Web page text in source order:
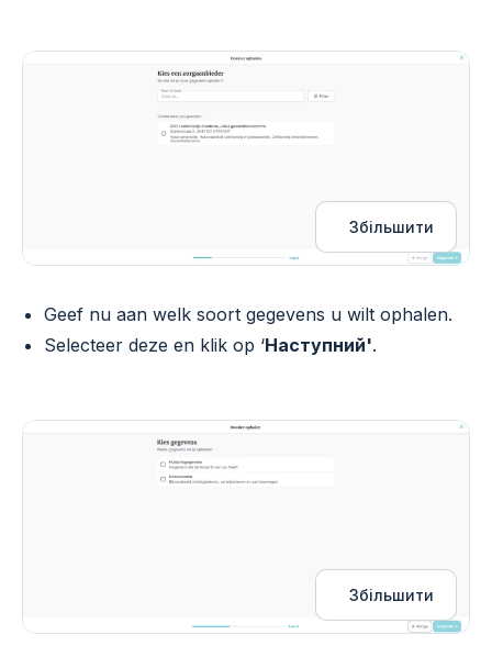
Збільшити
Geef nu aan welk soort gegevens u wilt ophalen.
Selecteer deze en klik op ‘Наступний'.
Збільшити